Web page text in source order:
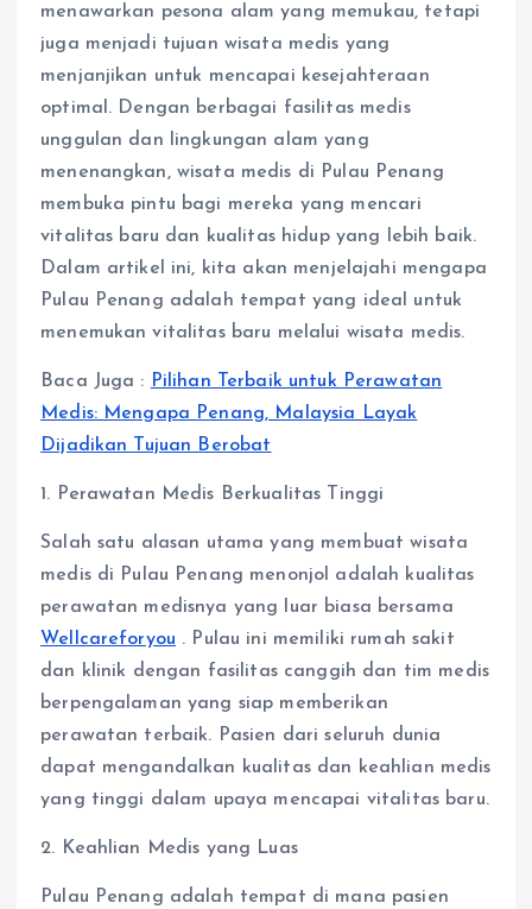
menawarkan pesona alam yang memukau, tetapi
juga menjadi tujuan wisata medis yang
menjanjikan untuk mencapai kesejahteraan
optimal. Dengan berbagai fasilitas medis
unggulan dan lingkungan alam yang
menenangkan, wisata medis di Pulau Penang
membuka pintu bagi mereka yang mencari
vitalitas baru dan kualitas hidup yang lebih baik.
Dalam artikel ini, kita akan menjelajahi mengapa
Pulau Penang adalah tempat yang ideal untuk
menemukan vitalitas baru melalui wisata medis.
Baca Juga : Pilihan Terbaik untuk Perawatan
Medis: Mengapa Penang, Malaysia Layak
Dijadikan Tujuan Berobat
1. Perawatan Medis Berkualitas Tinggi
Salah satu alasan utama yang membuat wisata
medis di Pulau Penang menonjol adalah kualitas
perawatan medisnya yang luar biasa bersama
Wellcareforyou . Pulau ini memiliki rumah sakit
dan klinik dengan fasilitas canggih dan tim medis
berpengalaman yang siap memberikan
perawatan terbaik. Pasien dari seluruh dunia
dapat mengandalkan kualitas dan keahlian medis
yang tinggi dalam upaya mencapai vitalitas baru.
2. Keahlian Medis yang Luas
Pulau Penang adalah tempat di mana pasien